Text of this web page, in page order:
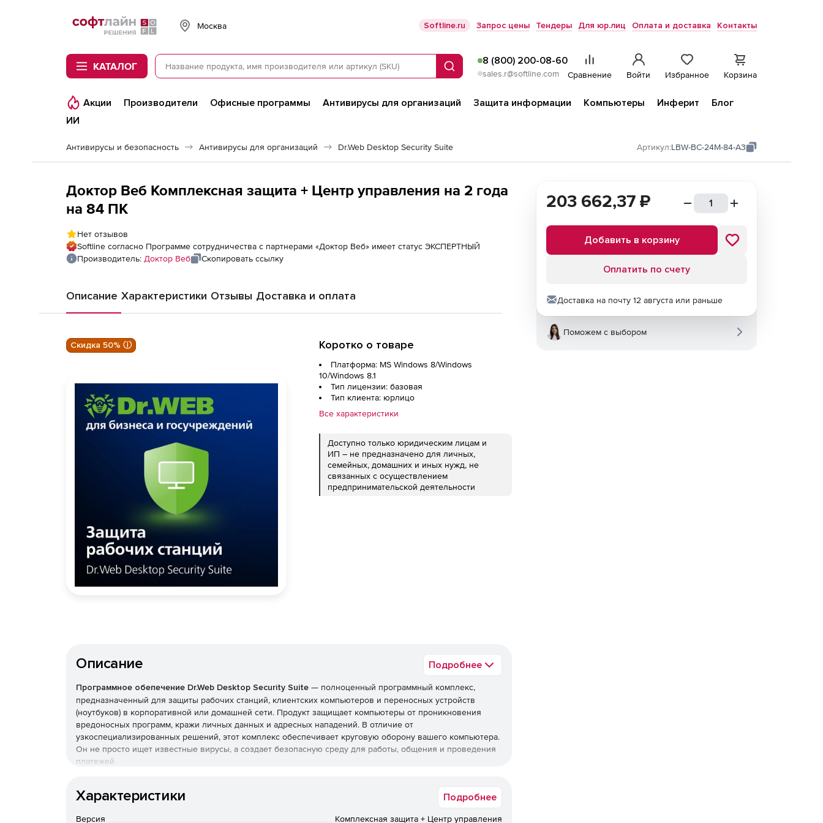
Softline
Москва Softline.ru Запрос цены Тендеры Для юр.лиц Оплата и доставка Контакты
КАТАЛОГ Поиск
8 (800) 200-08-60
sales.r@softline.com Сравнение Войти Избранное Корзина
Акции Производители Офисные программы Антивирусы для организаций Защита информации Компьютеры Инферит
Блог
ИИ
Антивирусы и безопасность Антивирусы для организаций Dr.Web Desktop Security Suite Артикул:LBW-BC-24M-84-A3
Доктор Веб Комплексная защита + Центр управления на 2 года
на 84 ПК
Нет отзывов
Softline согласно Программе сотрудничества с партнерами «Доктор Веб» имеет статус ЭКСПЕРТНЫЙ
Производитель: Доктор Веб Скопировать ссылку
Описание Характеристики Отзывы Доставка и оплата
Скидка 50% ⓘ Коротко о товаре
Платформа: MS Windows 8/Windows
10/Windows 8.1
Тип лицензии: базовая
Тип клиента: юрлицо
Все характеристики
Доступно только юридическим лицам и
ИП – не предназначено для личных,
семейных, домашних и иных нужд, не
связанных с осуществлением
предпринимательской деятельности
Описание Подробнее
Программное обепечение Dr.Web Desktop Security Suite — полноценный программный комплекс,
предназначенный для защиты рабочих станций, клиентских компьютеров и переносных устройств
(ноутбуков) в корпоративной или домашней сети. Продукт защищает компьютеры от проникновения
вредоносных программ, кражи личных данных и адресных нападений. В отличие от
узкоспециализированных решений, этот комплекс обеспечивает круговую оборону вашего компьютера.
Он не просто ищет известные вирусы, а создает безопасную среду для работы, общения и проведения
платежей.
Преимущества Dr.Web Desktop Security Suite
Наличие сертификатов
Характеристики Подробнее
Версия Комплексная защита + Центр управления
203 662,37 ₽
Добавить в корзину
Оплатить по счету
Доставка на почту 12 августа или раньше
Поможем с выбором